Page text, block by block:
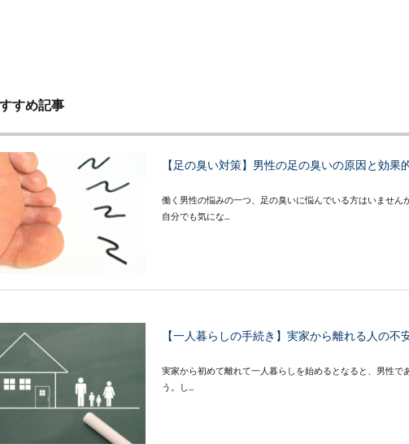
すめ記事
【足の臭い対策】男性の足の臭いの原因と効果
働く男性の悩みの一つ、足の臭いに悩んでいる方はいません
自分でも気にな...
【一人暮らしの手続き】実家から離れる人の不
実家から初めて離れて一人暮らしを始めるとなると、男性で
う。し...